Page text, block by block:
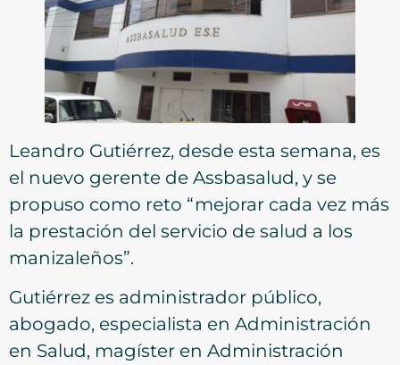
Leandro Gutiérrez, desde esta semana, es
el nuevo gerente de Assbasalud, y se
propuso como reto “mejorar cada vez más
la prestación del servicio de salud a los
manizaleños”.
Gutiérrez es administrador público,
abogado, especialista en Administración
en Salud, magíster en Administración